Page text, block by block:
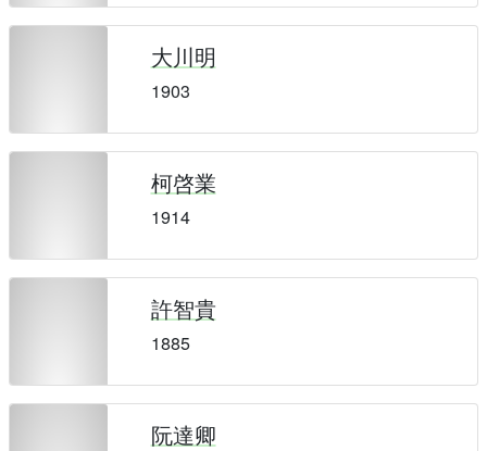
大川明
1903
柯啓業
1914
許智貴
1885
阮達卿